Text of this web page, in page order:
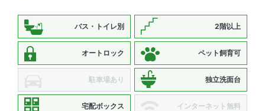
バス・トイレ別 2階以上
オートロック ペット飼育可
駐車場あり 独立洗面台
宅配ボックス インターネット無料